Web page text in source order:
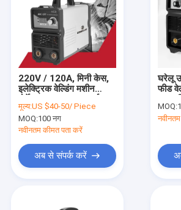
220V / 120A, मिनी केस,
इलेक्ट्रिक वेल्डिंग मशीन
MMA / आर्क वेल्डिंग मशीन-
Arc120
मूल्य:US $40-50/ Piece
MOQ:100 नग
नवीनतम कीमत पता करें
अब से संपर्क करें
घरेलू
फीड
MOQ: